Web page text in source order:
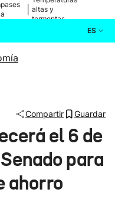
altas y
tormentas
ES
Compartir Guardar
el 6 de
para
ahorro